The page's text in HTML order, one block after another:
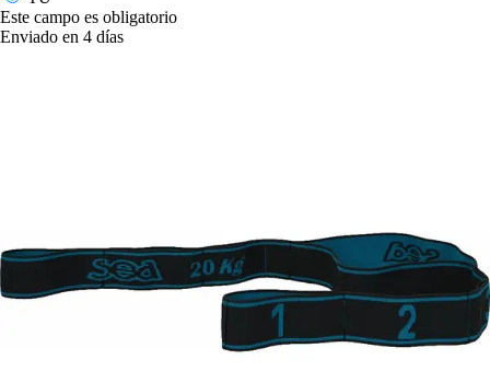
Este campo es obligatorio
Enviado en 4 días